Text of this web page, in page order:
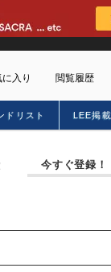
に入り 閲覧履歴
ドリスト LEE掲
今すぐ登録！